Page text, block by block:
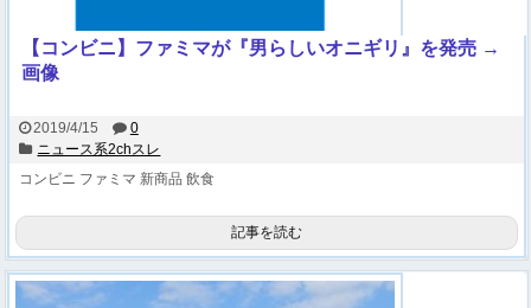
【コンビニ】ファミマが『男らしいオニギリ』を発売 →
画像
2019/4/15
0
ニュース系2chスレ
コンビニ ファミマ 新商品 飲食
記事を読む